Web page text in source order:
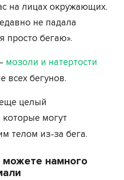
на лицах окружающих.
не падала
просто бегаю».
мозоли и натертости
всех бегунов.
целый
которые могут
телом из-за бега.
намного